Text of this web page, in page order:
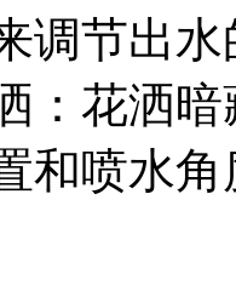
调节出
：花洒暗
和喷水